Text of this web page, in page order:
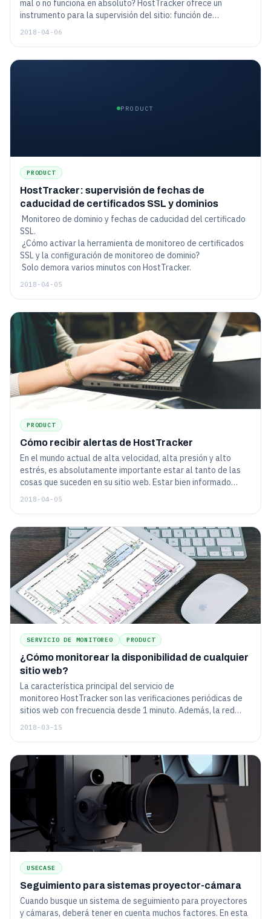
mal o no funciona en absoluto? HostTracker ofrece un
instrumento para la supervisión del sitio: función de
instantánea. Echemos un vistazo a su aplicación práctica.
2018-04-06
PRODUCT
PRODUCT
HostTracker: supervisión de fechas de
caducidad de certificados SSL y dominios
Monitoreo de dominio y fechas de caducidad del certificado
SSL.
¿Cómo activar la herramienta de monitoreo de certificados
SSL y la configuración de monitoreo de dominio?
Solo demora varios minutos con HostTracker.
2018-04-05
PRODUCT
Cómo recibir alertas de HostTracker
En el mundo actual de alta velocidad, alta presión y alto
estrés, es absolutamente importante estar al tanto de las
cosas que suceden en su sitio web. Estar bien informado
significa saber con cuánta rapidez el servicio de monitoreo
2018-04-05
SERVICIO DE MONITOREO PRODUCT
¿Cómo monitorear la disponibilidad de cualquier
sitio web?
La característica principal del servicio de
monitoreo HostTracker son las verificaciones periódicas de
sitios web con frecuencia desde 1 minuto. Además, la red
global de servidores de monitoreo actualmente incluye más
2018-03-15
USECASE
Seguimiento para sistemas proyector-cámara
Cuando busque un sistema de seguimiento para proyectores
y cámaras, deberá tener en cuenta muchos factores. En esta